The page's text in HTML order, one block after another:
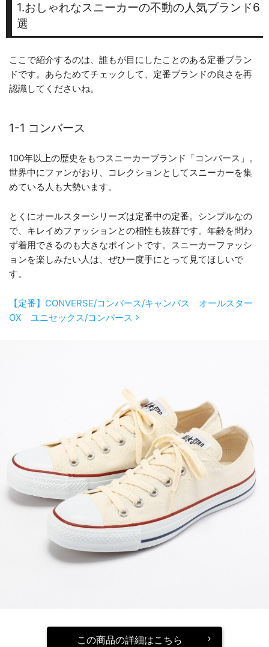
1.おしゃれなスニーカーの不動の人気ブランド6
選
ここで紹介するのは、誰もが目にしたことのある定番ブラン
ドです。あらためてチェックして、定番ブランドの良さを再
認識してくださいね。
1-1 コンバース
100年以上の歴史をもつスニーカーブランド「コンバース」。
世界中にファンがおり、コレクションとしてスニーカーを集
めている人も大勢います。
とくにオールスターシリーズは定番中の定番。シンプルなの
で、キレイめファッションとの相性も抜群です。年齢を問わ
ず着用できるのも大きなポイントです。スニーカーファッシ
ョンを楽しみたい人は、ぜひ一度手にとって見てほしいで
す。
【定番】CONVERSE/コンバース/キャンバス オールスター
OX ユニセックス/コンバース
この商品の詳細はこちら